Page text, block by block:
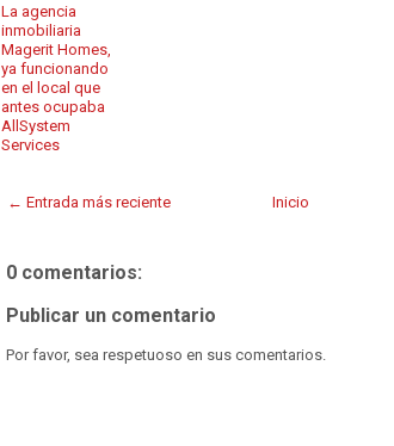
La agencia
inmobiliaria
Magerit Homes,
ya funcionando
en el local que
antes ocupaba
AllSystem
Services
← Entrada más reciente Inicio
0 comentarios:
Publicar un comentario
Por favor, sea respetuoso en sus comentarios.